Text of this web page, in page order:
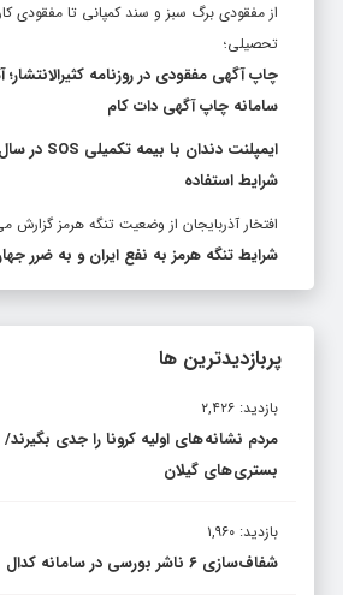
از مفقودی برگ سبز و سند کمپانی تا مفقودی
تحصیلی؛
چاپ آگهی مفقودی در روزنامه
سامانه چاپ آگهی دات کام
شرایط استفاده
افتخار آذربایجان از وضعیت تنگه هرمز گزارش
شرایط تنگه هرمز به نفع ایران و به ضرر
پربازدیدترین ها
بازدید: ۲,۴۲۶
مردم نشانه های اولیه کرونا را جدی
بستری های گیلان
بازدید: ۱,۹۶۰
شفاف‌سازی ۶ ناشر بورسی در سامانه کدال